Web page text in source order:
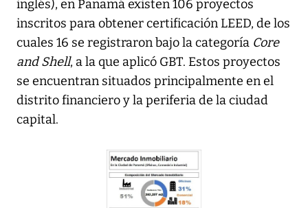
inglés), en Panamá existen 106 proyectos
inscritos para obtener certificación LEED, de los
cuales 16 se registraron bajo la categoría Core
and Shell, a la que aplicó GBT. Estos proyectos
se encuentran situados principalmente en el
distrito financiero y la periferia de la ciudad
capital.